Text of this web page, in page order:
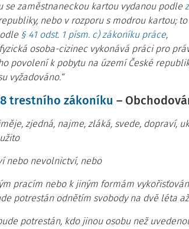
se zaměstnaneckou kartou vydanou podle
nebo v rozporu s modrou kartou;
§ 41 odst. 1 písm. c) zákoníku práce,
osoba-cizinec vykonává práci pro
povolení k pobytu na území České
vyžadováno.“
trestního zákoníku –
zjedná, najme, zláká, svede, dopraví,
nebo nevolnictví, nebo
pracím nebo k jiným formám
potrestán odnětím svobody na dvě léta
potrestán, kdo jinou osobu než